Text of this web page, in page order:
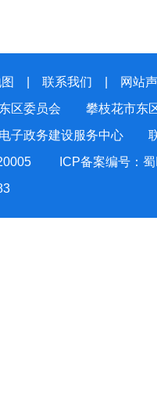
联系我们
网站
东区委员会 攀枝花市东
电子政务建设服务中心
ICP备案编号：